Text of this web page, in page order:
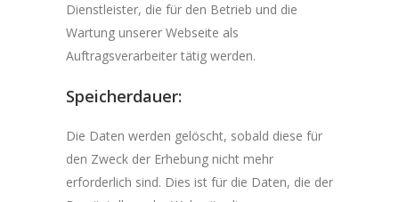
Dienstleister, die für den Betrieb und die
Wartung unserer Webseite als
Auftragsverarbeiter tätig werden.
Speicherdauer:
Die Daten werden gelöscht, sobald diese für
den Zweck der Erhebung nicht mehr
erforderlich sind. Dies ist für die Daten, die der